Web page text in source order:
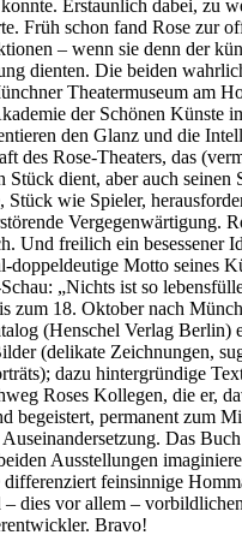
Erstaunlich dabei, zu
Früh schon fand Rose zur
– wenn sie denn der
dienten. Die beiden
Theatermuseum am
der Schönen Künste
den Glanz und die
des Rose-Theaters, das
Stück dient, aber auch seinen
Stück wie Spieler,
Vergegenwärtigung.
Und freilich ein besessener
doppeldeutige Motto seines
„Nichts ist so
zum 18. Oktober nach
(Henschel Verlag Berlin)
(delikate Zeichnungen,
dazu hintergründige
Roses Kollegen, die er,
begeistert, permanent zum
Das
Ausstellungen
feinsinnige
– dies vor allem –
Bravo!